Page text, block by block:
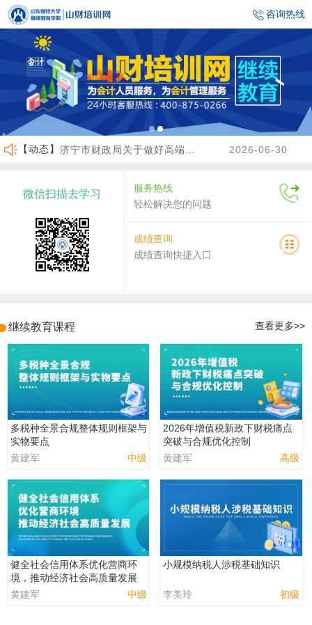
咨询热线
【动态】 2026-06-30
沾化区财政局关于做好2026年度会计人员继续教育有关工作的通知 2026-04-02
关于2026年度济南市会计人员继续教育有关工作的通知 2026-07-29
微信扫描去学习
服务热线
轻松解决您的问题
成绩查询
成绩查询快捷入口
继续教育课程 查看更多>>
多税种全景合规整体规则框架与
实物要点
黄建军
中级
2026年增值税新政下财税痛点
突破与合规优化控制
黄建军
高级
健全社会信用体系优化营商环
境，推动经济社会高质量发展
黄建军
中级
小规模纳税人涉税基础知识
李美玲 初级